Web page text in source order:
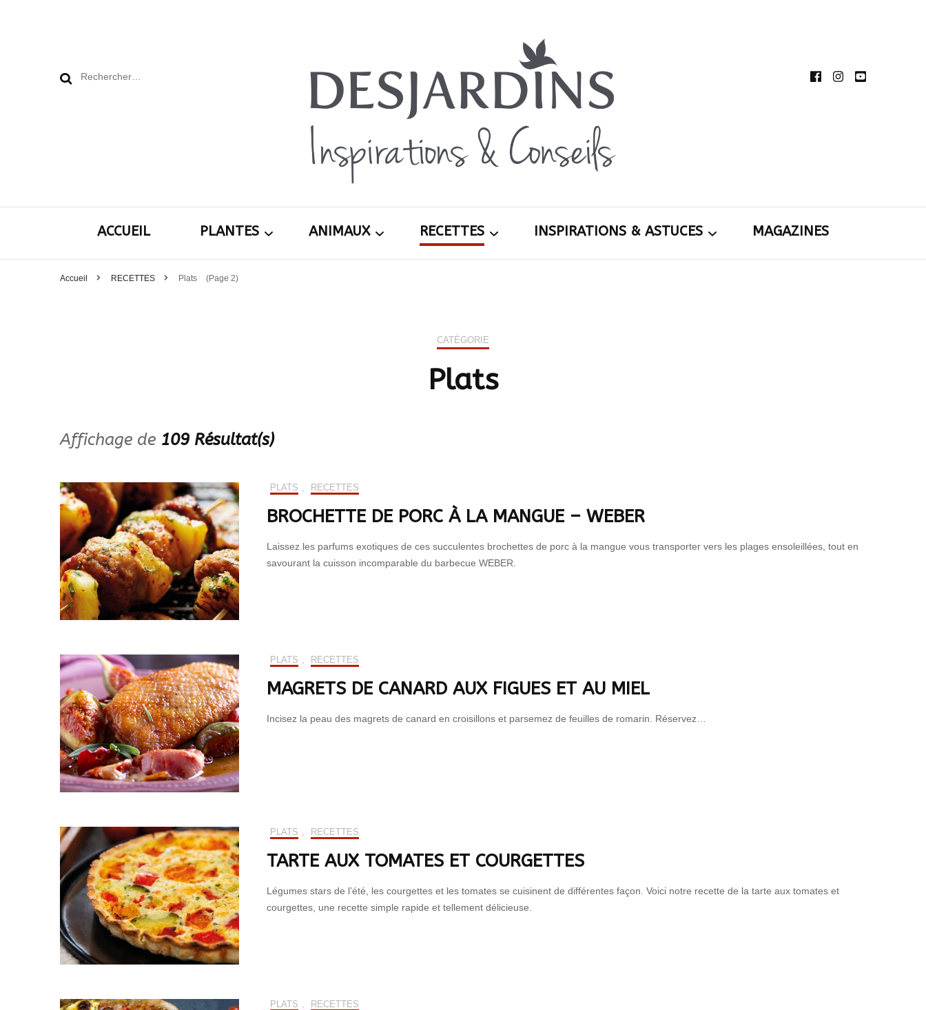
Rechercher :
Desjardins
Inspirations &
Avec le blog Desjardins, nous avons pour volonté de partager et de transmettre au plus grand
d’extérieur.
ACCUEIL PLANTES ANIMAUX
Oiseaux du ciel,
abeilles & animaux de
la nature
Animaux d’ornement
RECETTES
Plats
Desserts
INSPIRATIONS & ASTUCES MAGAZINES
Accueil RECETTES Plats (Page 2)
CATÉGORIE
Plats
Affichage de 109 Résultat(s)
PLATS RECETTES
BROCHETTE DE PORC À LA MANGUE – WEBER
Laissez les parfums exotiques de ces succulentes brochettes de porc à la mangue vous transporter vers les plages ensoleillées, tout en
savourant la cuisson incomparable du barbecue WEBER.
PLATS RECETTES
MAGRETS DE CANARD AUX FIGUES ET AU MIEL
Incisez la peau des magrets de canard en croisillons et parsemez de feuilles de romarin. Réservez…
PLATS RECETTES
TARTE AUX TOMATES ET COURGETTES
Légumes stars de l’été, les courgettes et les tomates se cuisinent de différentes façon. Voici notre recette de la tarte aux tomates et
courgettes, une recette simple rapide et tellement délicieuse.
PLATS RECETTES